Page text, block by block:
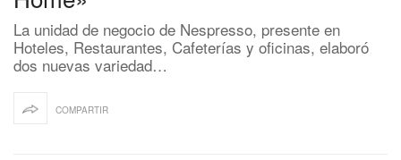
La unidad de negocio de Nespresso, presente en
Hoteles, Restaurantes, Cafeterías y oficinas, elaboró
dos nuevas variedad…
COMPARTIR